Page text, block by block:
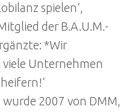
spielen‘,
der B.A.U.M.-
*Wir
Unternehmen
wurde 2007 von DMM,